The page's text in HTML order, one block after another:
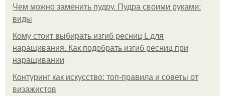
Чем можно заменить пудру. Пудра своими руками:
виды
Кому стоит выбирать изгиб ресниц L для
наращивания. Как подобрать изгиб ресниц при
наращивании
Контуринг как искусство: топ-правила и советы от
визажистов